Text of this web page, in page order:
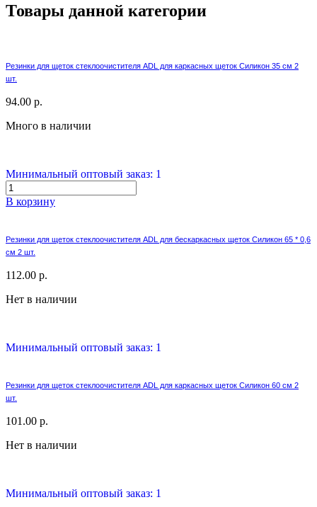
Товары данной категории
Резинки для щеток стеклоочистителя ADL для каркасных щеток Силикон 35 см 2
шт.
94.00 р.
Много в наличии
Минимальный оптовый заказ: 1
В корзину
Резинки для щеток стеклоочистителя ADL для бескаркасных щеток Силикон 65 * 0,6
см 2 шт.
112.00 р.
Нет в наличии
Минимальный оптовый заказ: 1
Резинки для щеток стеклоочистителя ADL для каркасных щеток Силикон 60 см 2
шт.
101.00 р.
Нет в наличии
Минимальный оптовый заказ: 1